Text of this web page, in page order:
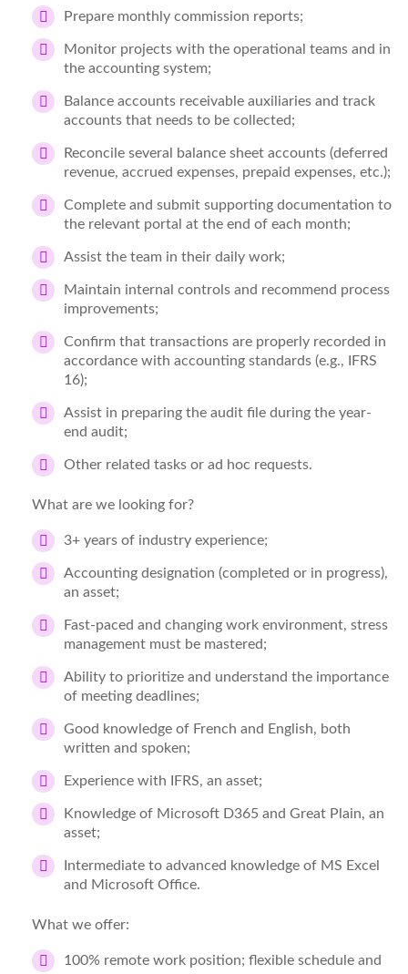
Prepare monthly commission reports;
Monitor projects with the operational teams and in
the accounting system;
Balance accounts receivable auxiliaries and track
accounts that needs to be collected;
Reconcile several balance sheet accounts (deferred
revenue, accrued expenses, prepaid expenses, etc.);
Complete and submit supporting documentation to
the relevant portal at the end of each month;
Assist the team in their daily work;
Maintain internal controls and recommend process
improvements;
Confirm that transactions are properly recorded in
accordance with accounting standards (e.g., IFRS
16);
Assist in preparing the audit file during the year-
end audit;
Other related tasks or ad hoc requests.
What are we looking for?
3+ years of industry experience;
Accounting designation (completed or in progress),
an asset;
Fast-paced and changing work environment, stress
management must be mastered;
Ability to prioritize and understand the importance
of meeting deadlines;
Good knowledge of French and English, both
written and spoken;
Experience with IFRS, an asset;
Knowledge of Microsoft D365 and Great Plain, an
asset;
Intermediate to advanced knowledge of MS Excel
and Microsoft Office.
What we offer:
100% remote work position; flexible schedule and